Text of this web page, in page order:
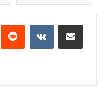
Reddit VKontakteShare via Email